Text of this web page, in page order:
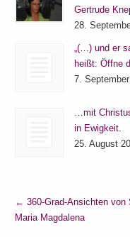
Gertrude
28.
„(…) und er
heißt: Öffne
7.
…mit
in Ewigkeit.
25. August
← 360-Grad-Ansichten von
Maria Magdalena